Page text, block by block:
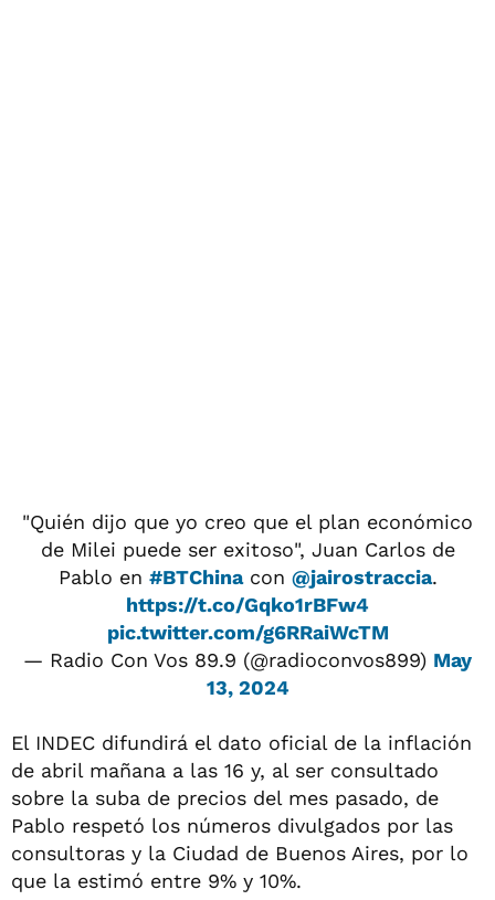
"Quién dijo que yo creo que el plan económico
de Milei puede ser exitoso", Juan Carlos de
Pablo en #BTChinacon @jairostraccia.
https://t.co/Gqko1rBFw4
pic.twitter.com/g6RRaiWcTM
— Radio Con Vos 89.9 (@radioconvos899) May
13, 2024
El INDEC difundirá el dato oficial de la inflación
de abril mañana a las 16 y, al ser consultado
sobre la suba de precios del mes pasado, de
Pablo respetó los números divulgados por las
consultoras y la Ciudad de Buenos Aires, por lo
que la estimó entre 9% y 10%.